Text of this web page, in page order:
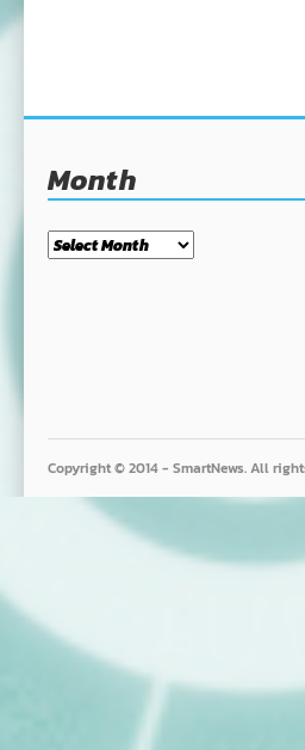
Month
Month
Copyright © 2014 - SmartNews. All